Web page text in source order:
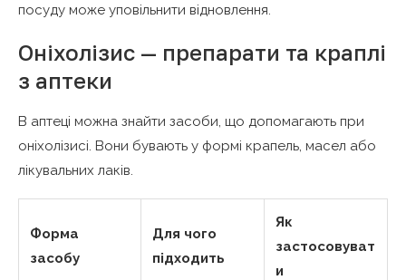
посуду може уповільнити відновлення.
Оніхолізис — препарати та краплі
з аптеки
В аптеці можна знайти засоби, що допомагають при
оніхолізисі. Вони бувають у формі крапель, масел або
лікувальних лаків.
Форма
засобу
Для чого
підходить
Як
застосовуват
и